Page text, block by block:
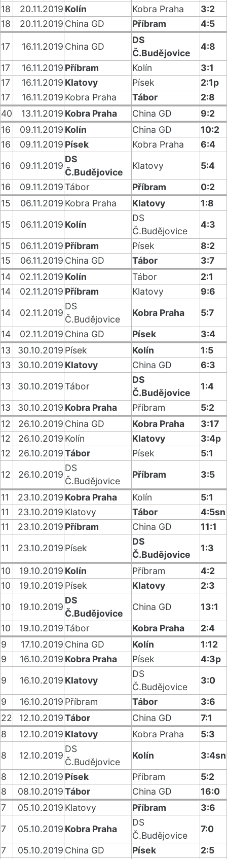
18
20.11.2019 Kolín Kobra Praha
3:2
18
20.11.2019 China GD Příbram 4:5
17 16.11.2019 China GD
DS
Č.Budějovice
4:8
17
16.11.2019 Příbram Kolín
3:1
17
16.11.2019 Klatovy Písek
2:1p
17
16.11.2019 Kobra Praha Tábor
2:8
40
13.11.2019 Kobra Praha China GD
9:2
16
09.11.2019 Kolín China GD
10:2
16
09.11.2019 Písek Kobra Praha
6:4
16
09.11.2019
DS
Č.Budějovice
Klatovy
5:4
16
09.11.2019Tábor Příbram
0:2
15
06.11.2019 Kobra Praha Klatovy
1:8
15
06.11.2019 Kolín
DS
Č.Budějovice
4:3
15
06.11.2019 Příbram Písek
8:2
15
06.11.2019 China GD Tábor
3:7
14
02.11.2019 Kolín Tábor
2:1
14
02.11.2019 Příbram Klatovy
9:6
14
02.11.2019
DS
Č.Budějovice
Kobra Praha
5:7
14
02.11.2019 China GD Písek
3:4
13
30.10.2019 Písek Kolín
1:5
13
30.10.2019 Klatovy China GD
6:3
13
30.10.2019Tábor
DS
Č.Budějovice
1:4
13
30.10.2019 Kobra Praha Příbram
5:2
12
26.10.2019 China GD Kobra Praha
3:17
12
26.10.2019 Kolín Klatovy
3:4p
12
26.10.2019Tábor Písek
5:1
12
26.10.2019
DS
Č.Budějovice
Příbram 3:5
11 23.10.2019 Kobra Praha Kolín
5:1
11
23.10.2019 Klatovy Tábor
4:5sn
11
23.10.2019 Příbram China GD
11:1
11
23.10.2019 Písek
DS
Č.Budějovice
1:3
10 19.10.2019 Kolín Příbram
4:2
10
19.10.2019 Písek Klatovy
2:3
10
19.10.2019
DS
Č.Budějovice
China GD
13:1
10
19.10.2019Tábor Kobra Praha
2:4
9
17.10.2019 China GD Kolín
1:12
9
16.10.2019 Kobra Praha Písek
4:3p
9
16.10.2019 Klatovy
DS
Č.Budějovice
3:0
9
16.10.2019 Příbram Tábor
3:6
22
12.10.2019Tábor China GD
7:1
8
12.10.2019 Klatovy Kobra Praha
5:3
8
12.10.2019
DS
Č.Budějovice
Kolín
3:4sn
8
12.10.2019 Písek Příbram
5:2
8
08.10.2019Tábor China GD
16:0
7
05.10.2019 Klatovy Příbram
3:6
7
05.10.2019 Kobra Praha
DS
Č.Budějovice
7:0
7
05.10.2019 China GD Písek 2:5